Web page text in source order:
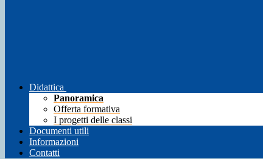
Didattica
Panoramica
Offerta formativa
I progetti delle classi
Documenti utili
Informazioni
Contatti